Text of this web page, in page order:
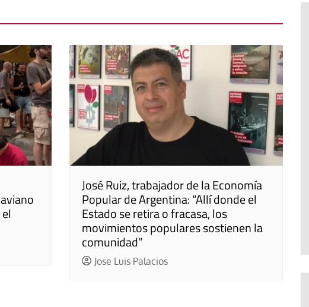
José Ruiz, trabajador de la Economía
Popular de Argentina: “Allí donde el
Estado se retira o fracasa, los
movimientos populares sostienen la
comunidad”
Jose Luis Palacios